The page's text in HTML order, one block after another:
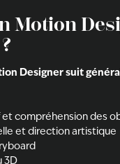
Motion
Designer suit
et compréhension des
et direction artistique
3D